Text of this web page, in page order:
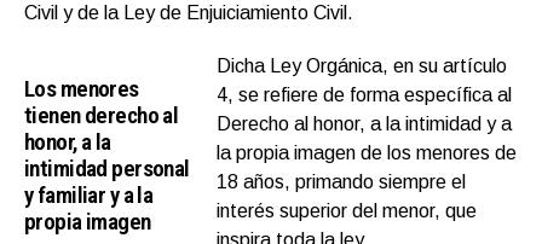
Civil y de la Ley de Enjuiciamiento Civil.
Los menores
tienen derecho al
honor, a la
intimidad personal
y familiar y a la
propia imagen
Dicha Ley Orgánica, en su artículo
4, se refiere de forma específica al
Derecho al honor, a la intimidad y a
la propia imagen de los menores de
18 años, primando siempre el
interés superior del menor, que
inspira toda la ley.